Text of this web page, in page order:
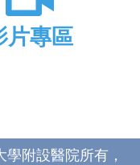
片專區
附設醫院所有，